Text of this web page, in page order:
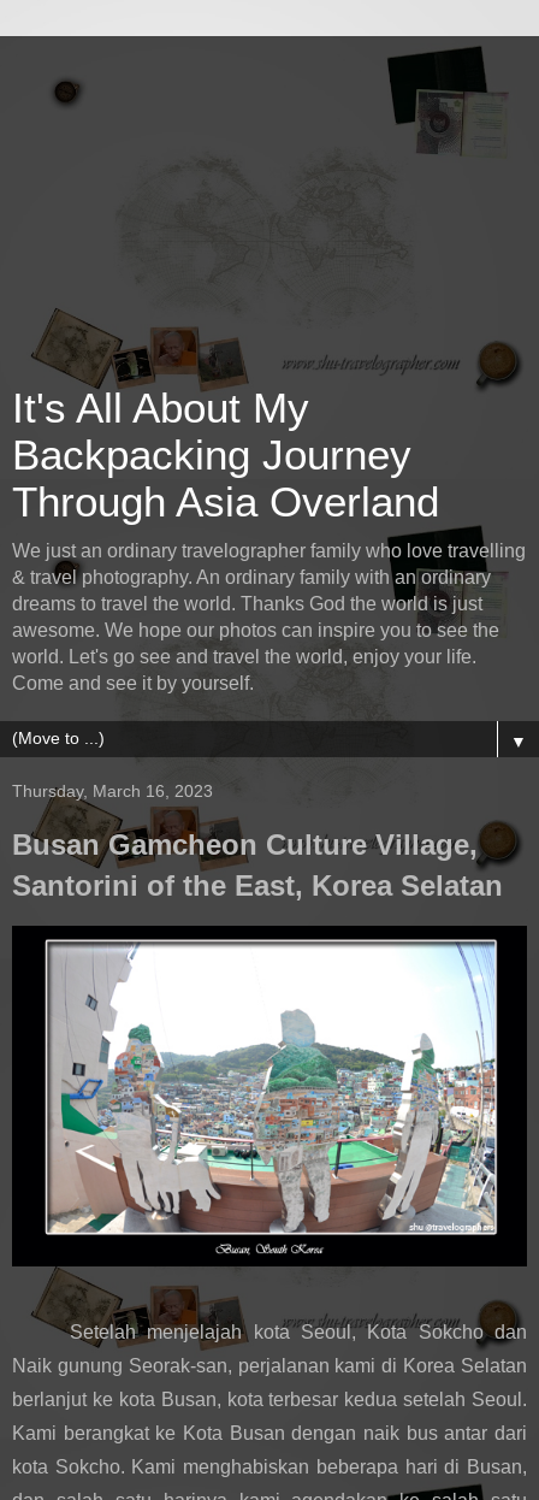
It's All About My
Backpacking Journey
Through Asia Overland
We just an ordinary travelographer family who love travelling
& travel photography. An ordinary family with an ordinary
dreams to travel the world. Thanks God the world is just
awesome. We hope our photos can inspire you to see the
world. Let's go see and travel the world, enjoy your life.
Come and see it by yourself.
▼
Thursday, March 16, 2023
Busan Gamcheon Culture Village,
Santorini of the East, Korea Selatan
Setelah menjelajah kota Seoul, Kota Sokcho dan
Naik gunung Seorak-san, perjalanan kami di Korea Selatan
berlanjut ke kota Busan, kota terbesar kedua setelah Seoul.
Kami berangkat ke Kota Busan dengan naik bus antar dari
kota Sokcho. Kami menghabiskan beberapa hari di Busan,